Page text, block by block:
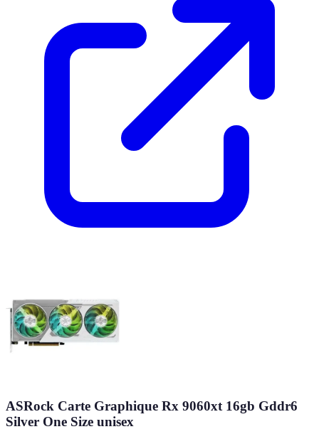
ASRock Carte Graphique Rx 9060xt 16gb Gddr6
Silver One Size unisex